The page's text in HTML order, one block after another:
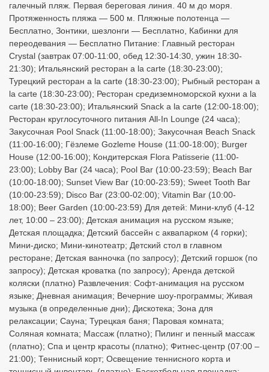
галечный пляж. Первая береговая линия. 40 м до моря.
Протяженность пляжа — 500 м. Пляжные полотенца —
Бесплатно, Зонтики, шезлонги — Бесплатно, Кабинки для
переодевания — Бесплатно Питание: Главный ресторан
Crystal (завтрак 07:00-11:00, обед 12:30-14:30, ужин 18:30-
21:30); Итальянский ресторан a la carte (18:30-23:00);
Турецкий ресторан a la carte (18:30-23:00); Рыбный ресторан a
la carte (18:30-23:00); Ресторан средиземноморской кухни a la
carte (18:30-23:00); Итальянский Snack a la carte (12:00-18:00);
Ресторан круглосуточного питания All-In Lounge (24 часа);
Закусочная Pool Snack (11:00-18:00); Закусочная Beach Snack
(11:00-16:00); Гёзлеме Gozleme House (11:00-18:00); Burger
House (12:00-16:00); Кондитерская Flora Patisserie (11:00-
23:00); Lobby Bar (24 часа); Pool Bar (10:00-23:59); Beach Bar
(10:00-18:00); Sunset View Bar (10:00-23:59); Sweet Tooth Bar
(10:00-23:59); Disco Bar (23:00-02:00); Vitamin Bar (10:00-
18:00); Beer Garden (10:00-23:59) Для детей: Мини-клуб (4-12
лет, 10:00 – 23:00); Детская анимация на русском языке;
Детская площадка; Детский бассейн с аквапарком (4 горки);
Мини-диско; Мини-кинотеатр; Детский стол в главном
ресторане; Детская ванночка (по запросу); Детский горшок (по
запросу); Детская кроватка (по запросу); Аренда детской
коляски (платно) Развлечения: Софт-анимация на русском
языке; Дневная анимация; Вечерние шоу-программы; Живая
музыка (в определенные дни); Дискотека; Зона для
релаксации; Сауна; Турецкая баня; Паровая комната;
Соляная комната; Массаж (платно); Пилинг и пенный массаж
(платно); Спа и центр красоты (платно); Фитнес-центр (07:00 –
21:00); Теннисный корт; Освещение теннисного корта и